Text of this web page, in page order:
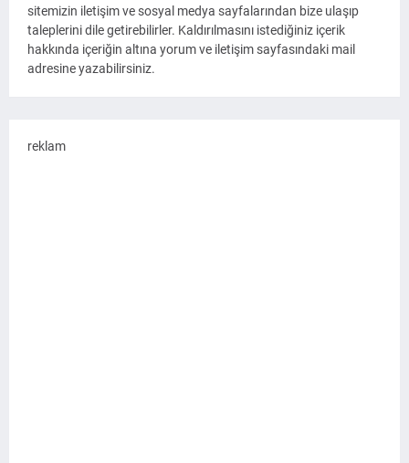
sitemizin iletişim ve sosyal medya sayfalarından bize ulaşıp
taleplerini dile getirebilirler. Kaldırılmasını istediğiniz içerik
hakkında içeriğin altına yorum ve iletişim sayfasındaki mail
adresine yazabilirsiniz.
reklam